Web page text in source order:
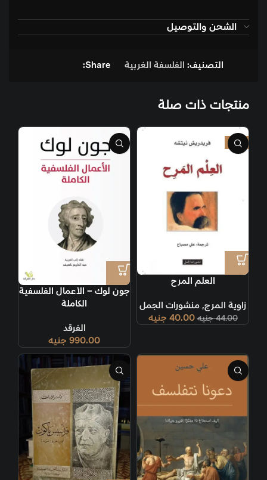
الشحن والتوصيل
التصنيف: الفلسفة الغربية Share:
منتجات ذات صلة
-9%
العلم المرح
زاوية المرج, منشورات الجمل
44.00 جنيه 40.00 جنيه
جون لوك – الأعمال الفلسفية
الكاملة
الفرقد
990.00 جنيه